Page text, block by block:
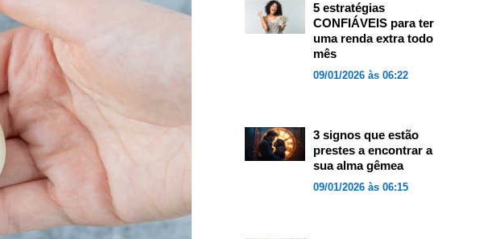
5 estratégias
CONFIÁVEIS para ter
uma renda extra todo
mês
09/01/2026 às 06:22
3 signos que estão
prestes a encontrar a
sua alma gêmea
09/01/2026 às 06:15